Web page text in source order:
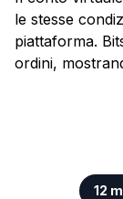
le stesse
piattaforma.
ordini,
12